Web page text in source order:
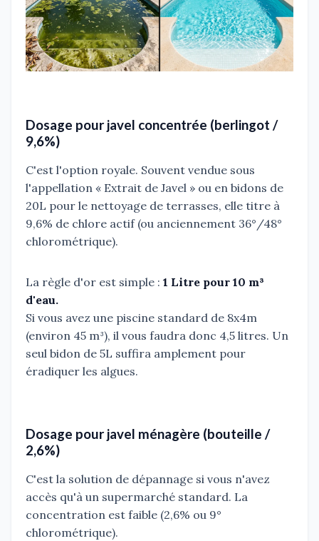
Dosage pour javel concentrée (berlingot /
9,6%)
C'est l'option royale. Souvent vendue sous
l'appellation « Extrait de Javel » ou en bidons de
20L pour le nettoyage de terrasses, elle titre à
9,6% de chlore actif (ou anciennement 36°/48°
chlorométrique).
La règle d'or est simple : 1 Litre pour 10 m³
d'eau.
Si vous avez une piscine standard de 8x4m
(environ 45 m³), il vous faudra donc 4,5 litres. Un
seul bidon de 5L suffira amplement pour
éradiquer les algues.
Dosage pour javel ménagère (bouteille /
2,6%)
C'est la solution de dépannage si vous n'avez
accès qu'à un supermarché standard. La
concentration est faible (2,6% ou 9°
chlorométrique).